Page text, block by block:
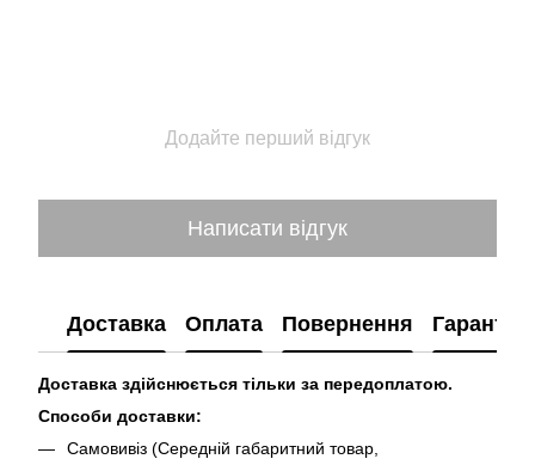
Додайте перший відгук
Написати відгук
Доставка Оплата Повернення Гарантія
Доставка здійснюється тільки за передоплатою.
Способи доставки:
Самовивіз (Середній габаритний товар,